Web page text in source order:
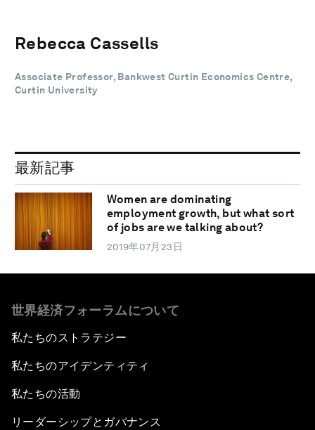
Rebecca Cassells
Associate Professor, Bankwest Curtin Economics Centre,
Curtin University
最新記事
Women are dominating
employment growth, but what sort
of jobs are we talking about?
2019年07月23日
世界経済フォーラムについて
私たちのストラテジー
私たちのアイデンティティ
私たちの活動
リーダーシップとガバナンス